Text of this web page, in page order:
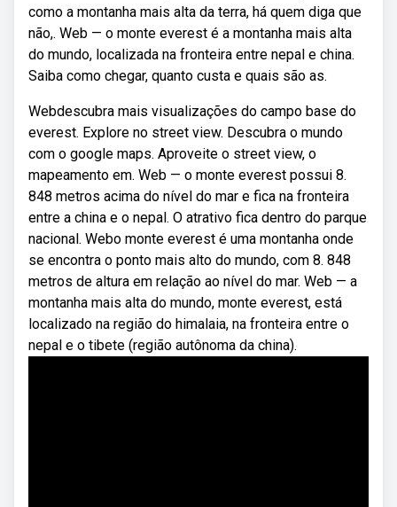
como a montanha mais alta da terra, há quem diga que
não,. Web — o monte everest é a montanha mais alta
do mundo, localizada na fronteira entre nepal e china.
Saiba como chegar, quanto custa e quais são as.
Webdescubra mais visualizações do campo base do
everest. Explore no street view. Descubra o mundo
com o google maps. Aproveite o street view, o
mapeamento em. Web — o monte everest possui 8.
848 metros acima do nível do mar e fica na fronteira
entre a china e o nepal. O atrativo fica dentro do parque
nacional. Webo monte everest é uma montanha onde
se encontra o ponto mais alto do mundo, com 8. 848
metros de altura em relação ao nível do mar. Web — a
montanha mais alta do mundo, monte everest, está
localizado na região do himalaia, na fronteira entre o
nepal e o tibete (região autônoma da china).